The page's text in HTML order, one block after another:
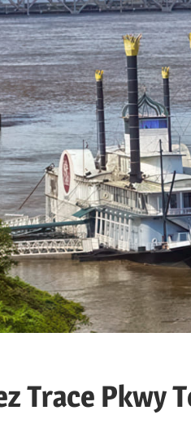
Trace Pkwy